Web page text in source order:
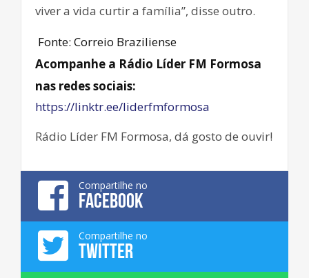
viver a vida curtir a família”, disse outro.
Fonte: Correio Braziliense
Acompanhe a Rádio Líder FM Formosa
nas redes sociais:
https://linktr.ee/liderfmformosa
Rádio Líder FM Formosa, dá gosto de ouvir!
Compartilhe no
FACEBOOK
Compartilhe no
TWITTER